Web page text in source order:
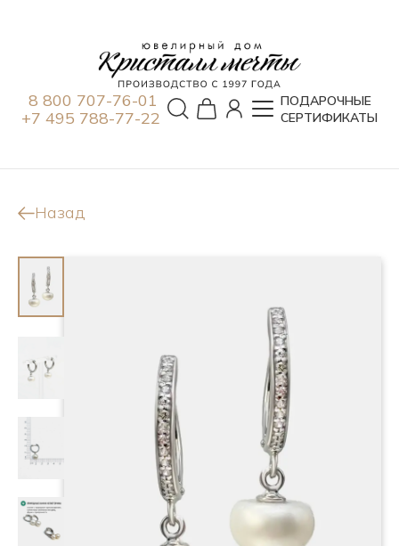
8 800 707-76-01
+7 495 788-77-22
ПОДАРОЧНЫЕ
СЕРТИФИКАТЫ
Назад